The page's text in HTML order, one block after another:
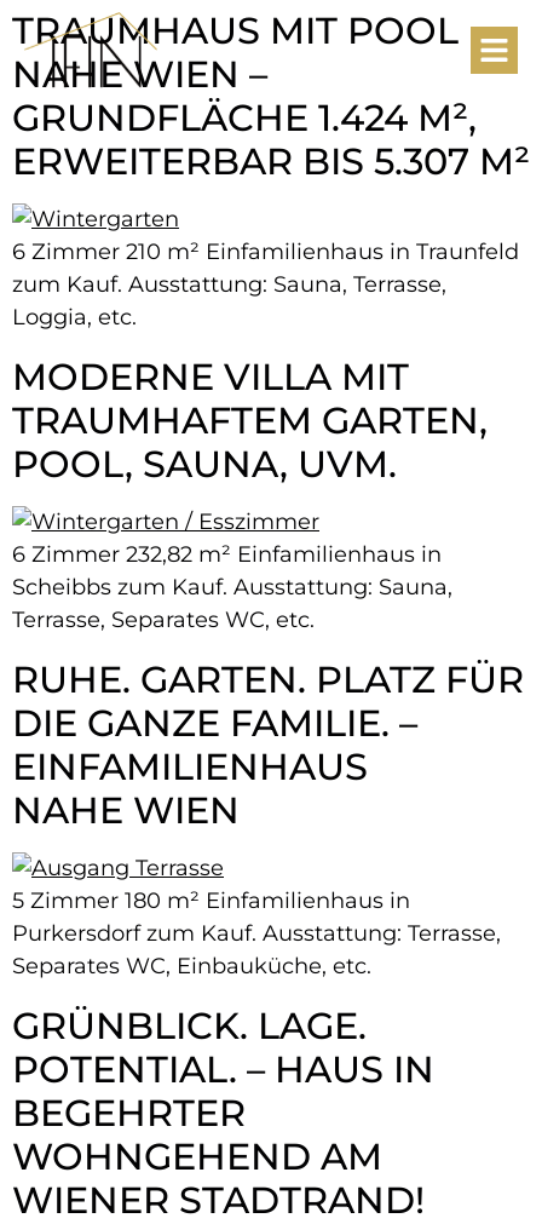
TRAUMHAUS MIT POOL
NAHE WIEN –
GRUNDFLÄCHE 1.424 M²,
ERWEITERBAR BIS 5.307 M²
6 Zimmer 210 m² Einfamilienhaus in Traunfeld
zum Kauf. Ausstattung: Sauna, Terrasse,
Loggia, etc.
MODERNE VILLA MIT
TRAUMHAFTEM GARTEN,
POOL, SAUNA, UVM.
6 Zimmer 232,82 m² Einfamilienhaus in
Scheibbs zum Kauf. Ausstattung: Sauna,
Terrasse, Separates WC, etc.
RUHE. GARTEN. PLATZ FÜR
DIE GANZE FAMILIE. –
EINFAMILIENHAUS
NAHE WIEN
5 Zimmer 180 m² Einfamilienhaus in
Purkersdorf zum Kauf. Ausstattung: Terrasse,
Separates WC, Einbauküche, etc.
GRÜNBLICK. LAGE.
POTENTIAL. – HAUS IN
BEGEHRTER
WOHNGEHEND AM
WIENER STADTRAND!